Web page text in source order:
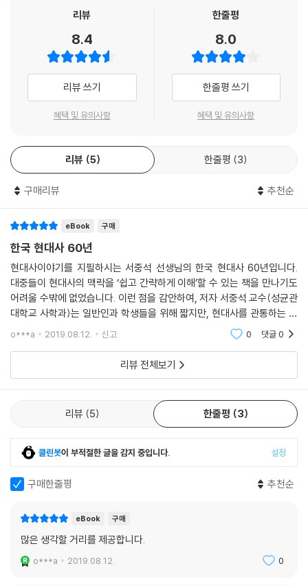
시대에 비해 턱없이 연구가 부족한 것이 사실이다.
고 간략하게 이해’할 수 있는 책을 만나기도 어려울 수밖에 없었다. 이런 점
을 감안하여, 저자 서중석 교수(성균관대학교 사학과)는 일반인과 학생들
을 위해 짧지만, 현대사를 관통하는 자유와 저항의 정신을 압축해서 보여
주는 책을 이번에 다시 집필했다. ‘한국현대사 60년’은 물리적인 시간 이상
으로 매우 긴 세월이지만, 저자는 이 작은 책이 우리역사에 대한 대중들의
을 압축했다.
민주화운동 20년, 열정적인 현대사연구 40년, 건국 60년을 압축하다
최초의 기획은 민주화운동기념사업회에서 제안한 것에서 출발했다. 올해
2007년 6월에 맞는 ‘6월항쟁 20주년’을 기념하면서 일반대중들에게 좀
는 소책자를 만들어보자는 것이었다. 또한 앞으로 국내뿐 아니라 한국현대
사를 잘 모르는 외국인들에게도 한국의 역동적인 역사를 소개하기 위해서
는, 현대사 전체의 큰 흐름을 담고 있으면서도 핵심을 관통하는 내용을 담
이에 한국현대사 분야에서 가장 정통하면서도 신뢰받을 수 있는 필자를 물
색한 결과, 40년 동안 오로지 한국현대사 연구에 열정적인 노력을 기울여
온 서중석 교수가 물망에 올랐다. 서 교수는 그동안 쌓아온 학문적 연구 성
구소 소장으로서의 실천력 등이 고려되어, 이 기획에 가장 적합인 필자로
한글판을 출발로 앞으로 5개국어로 번역·출판할 예정
열정적인 현대사 연구, 그리고 건국 이후 60년의 한국현대사가 결합되어,
작은 부피 이상으로 여러 가지 의미를 압축하게 되었다. 아울러 이 책은 독
재 시절을 경험하지 않아 민주주의의 소중함을 절감하기 힘든 새로운 세대
리뷰
8.4
리뷰 쓰기
혜택 및 유의사항
한줄평
8.0
한줄평 쓰기
혜택 및 유의사항
리뷰 5 한줄평 3
구매리뷰 추천순
eBook 구매
한국 현대사 60년
현대사이야기를 지필하시는 서중석 선생님의 한국 현대사 60년입니다.
대중들이 현대사의 맥락을 ‘쉽고 간략하게 이해’할 수 있는 책을 만나기도
어려울 수밖에 없었습니다. 이런 점을 감안하여, 저자 서중석 교수(성균관
대학교 사학과)는 일반인과 학생들을 위해 짧지만, 현대사를 관통하는 자
유와 저항의 정신을 압축해서 보여주는 책을 이번에 다시 집필했습니다.
o***a 2019.08.12. 신고 0 댓글0
리뷰 전체보기
리뷰 5 한줄평 3
클린봇이 부적절한 글을 감지 중입니다. 설정
구매한줄평 추천순
eBook 구매
많은 생각할 거리를 제공합니다.
o***a 2019.08.12. 0